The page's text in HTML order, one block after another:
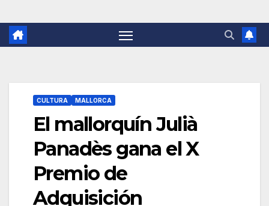
CULTURA MALLORCA
El mallorquín Julià
Panadès gana el X
Premio de
Adquisición